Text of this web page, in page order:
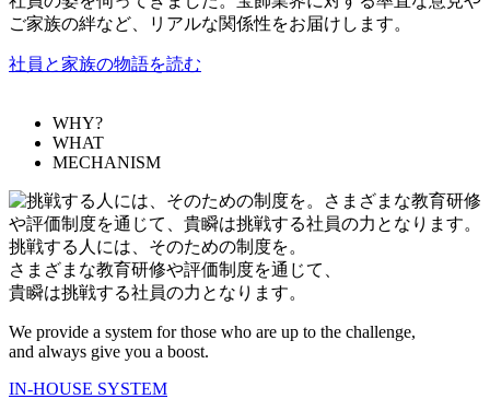
ご家族の絆など、リアルな関係性をお届けします。
社員と家族の物語を読む
WHY?
WHAT
MECHANISM
挑戦する人には、そのための制度を。
さまざまな教育研修や評価制度を通じて、
貴瞬は挑戦する社員の力となります。
We provide a system for those who are up to the challenge,
and always give you a boost.
IN-HOUSE SYSTEM